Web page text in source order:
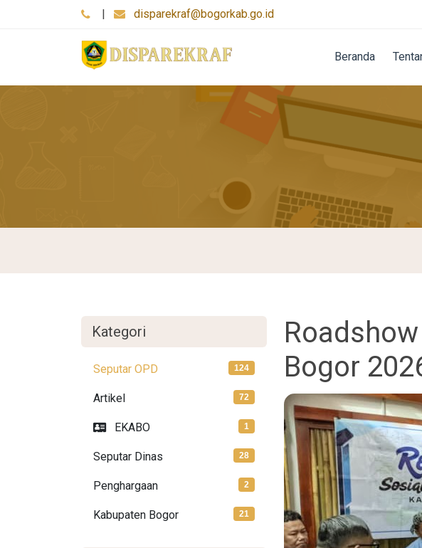
| disparekraf@bogorkab.go.id
Beranda
Kategori
Seputar OPD 124
Artikel 72
EKABO 1
Seputar Dinas 28
Penghargaan 2
Kabupaten Bogor 21
Bogor